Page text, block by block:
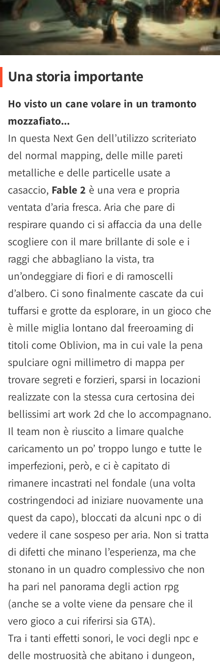
Una storia importante
Ho visto un cane volare in un tramonto
mozzafiato...
In questa Next Gen dell’utilizzo scriteriato
del normal mapping, delle mille pareti
metalliche e delle particelle usate a
casaccio, Fable 2 è una vera e propria
ventata d’aria fresca. Aria che pare di
respirare quando ci si affaccia da una delle
scogliere con il mare brillante di sole e i
raggi che abbagliano la vista, tra
un’ondeggiare di fiori e di ramoscelli
d’albero. Ci sono finalmente cascate da cui
tuffarsi e grotte da esplorare, in un gioco che
è mille miglia lontano dal freeroaming di
titoli come Oblivion, ma in cui vale la pena
spulciare ogni millimetro di mappa per
trovare segreti e forzieri, sparsi in locazioni
realizzate con la stessa cura certosina dei
bellissimi art work 2d che lo accompagnano.
Il team non è riuscito a limare qualche
caricamento un po’ troppo lungo e tutte le
imperfezioni, però, e ci è capitato di
rimanere incastrati nel fondale (una volta
costringendoci ad iniziare nuovamente una
quest da capo), bloccati da alcuni npc o di
vedere il cane sospeso per aria. Non si tratta
di difetti che minano l’esperienza, ma che
stonano in un quadro complessivo che non
ha pari nel panorama degli action rpg
(anche se a volte viene da pensare che il
vero gioco a cui riferirsi sia GTA).
Tra i tanti effetti sonori, le voci degli npc e
delle mostruosità che abitano i dungeon,